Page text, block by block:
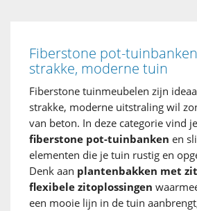
Fiberstone pot-
strakke, moderne tuin
Fiberstone tuinmeubelen zijn
strakke, moderne uitstraling wil
van beton. In deze categorie vind
fiberstone pot-tuinbanken en
elementen die je tuin rustig en
Denk aan plantenbakken met
flexibele zitoplossingen
een mooie lijn in de tuin